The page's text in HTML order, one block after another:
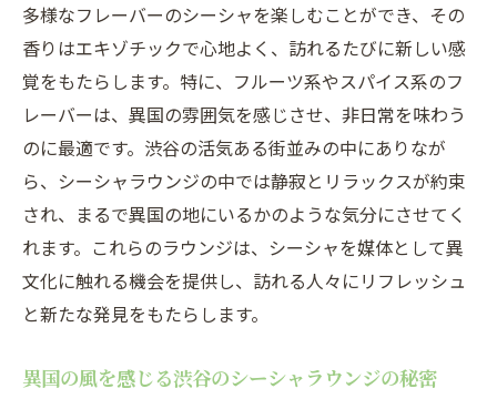
多様なフレーバーのシーシャを楽しむことができ、その
香りはエキゾチックで心地よく、訪れるたびに新しい感
覚をもたらします。特に、フルーツ系やスパイス系のフ
レーバーは、異国の雰囲気を感じさせ、非日常を味わう
のに最適です。渋谷の活気ある街並みの中にありなが
ら、シーシャラウンジの中では静寂とリラックスが約束
され、まるで異国の地にいるかのような気分にさせてく
れます。これらのラウンジは、シーシャを媒体として異
文化に触れる機会を提供し、訪れる人々にリフレッシュ
と新たな発見をもたらします。
異国の風を感じる渋谷のシーシャラウンジの秘密